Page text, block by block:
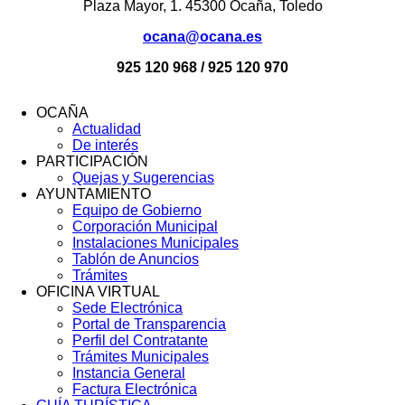
Plaza Mayor, 1. 45300 Ocaña, Toledo
ocana@ocana.es
925 120 968 / 925 120 970
OCAÑA
Actualidad
De interés
PARTICIPACIÓN
Quejas y Sugerencias
AYUNTAMIENTO
Equipo de Gobierno
Corporación Municipal
Instalaciones Municipales
Tablón de Anuncios
Trámites
OFICINA VIRTUAL
Sede Electrónica
Portal de Transparencia
Perfil del Contratante
Trámites Municipales
Instancia General
Factura Electrónica